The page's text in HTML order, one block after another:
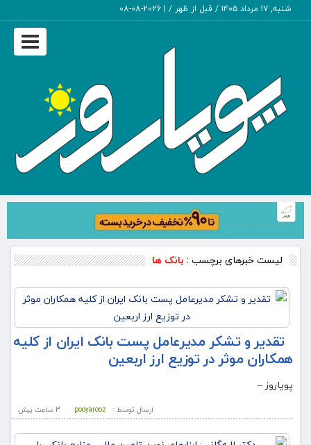
شنبه, ۱۷ مرداد ۱۴۰۵ / قبل از ظهر / |
2026-08-08
Toggle
لیست خبرهای برچسب : بانک ها
تقدیر و تشکر مدیرعامل پست بانک ایران از کلیه
همکاران موثر در توزیع ارز اربعین
پویاروز –
3 ساعت پيش ارسال توسط : pooyarooz